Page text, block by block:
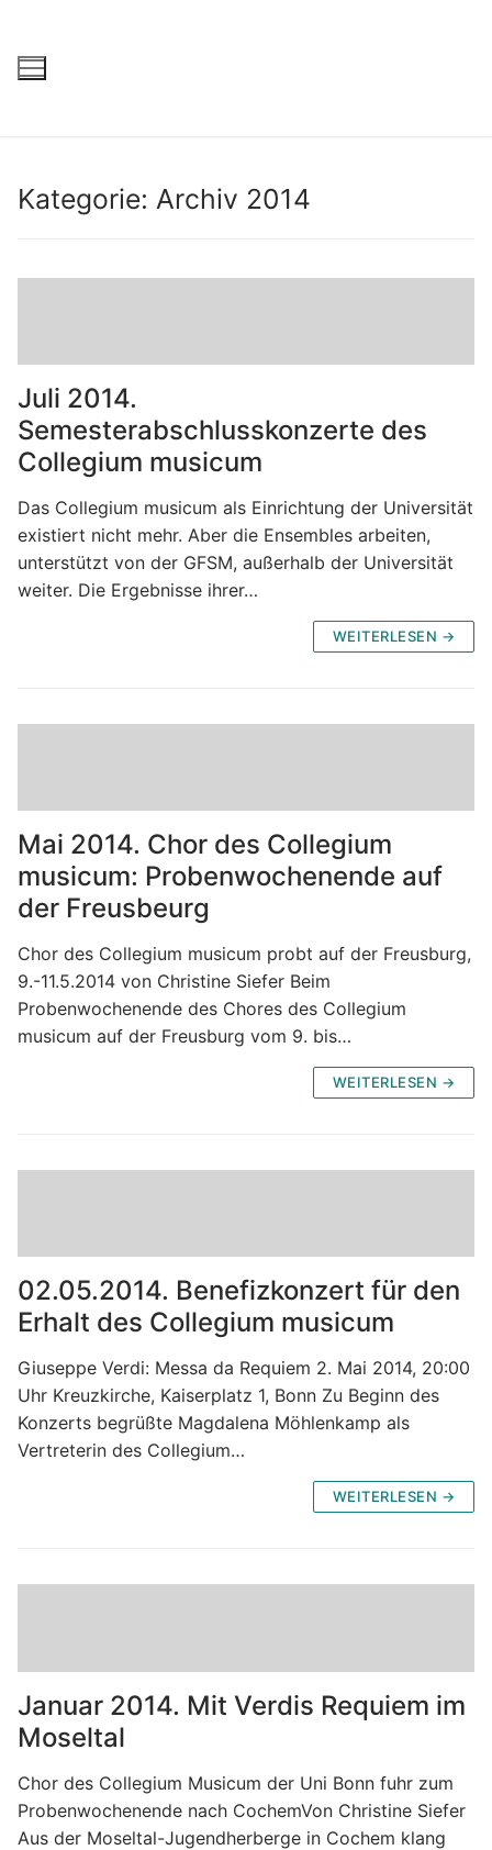
Kategorie: Archiv 2014
Juli 2014.
Semesterabschlusskonzerte des
Collegium musicum
Das Collegium musicum als Einrichtung der Universität
existiert nicht mehr. Aber die Ensembles arbeiten,
unterstützt von der GFSM, außerhalb der Universität
weiter. Die Ergebnisse ihrer…
WEITERLESEN →
Mai 2014. Chor des Collegium
musicum: Probenwochenende auf
der Freusbeurg
Chor des Collegium musicum probt auf der Freusburg,
9.-11.5.2014 von Christine Siefer Beim
Probenwochenende des Chores des Collegium
musicum auf der Freusburg vom 9. bis…
WEITERLESEN →
02.05.2014. Benefizkonzert für den
Erhalt des Collegium musicum
Giuseppe Verdi: Messa da Requiem 2. Mai 2014, 20:00
Uhr Kreuzkirche, Kaiserplatz 1, Bonn Zu Beginn des
Konzerts begrüßte Magdalena Möhlenkamp als
Vertreterin des Collegium…
WEITERLESEN →
Januar 2014. Mit Verdis Requiem im
Moseltal
Chor des Collegium Musicum der Uni Bonn fuhr zum
Probenwochenende nach CochemVon Christine Siefer
Aus der Moseltal-Jugendherberge in Cochem klang